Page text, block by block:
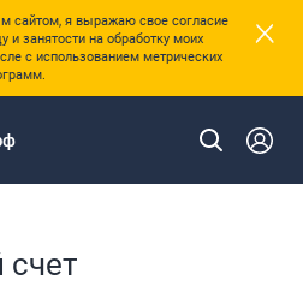
сайтом, я выражаю свое согласие
и занятости на обработку моих
с использованием метрических
×
счет